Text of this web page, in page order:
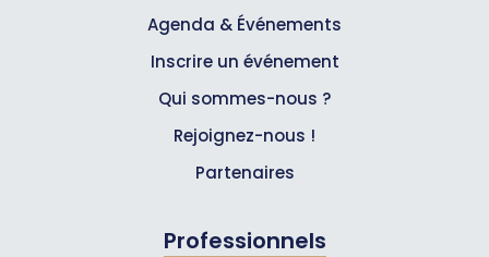
Agenda & Événements
Inscrire un événement
Qui sommes-nous ?
Rejoignez-nous !
Partenaires
Professionnels